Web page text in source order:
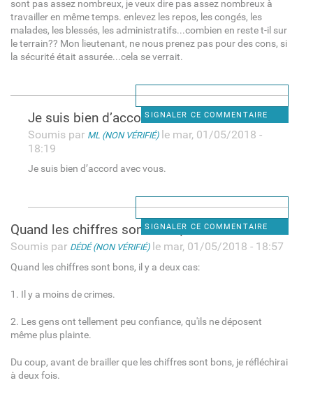
sont pas assez nombreux, je veux dire pas assez nombreux à
travailler en même temps. enlevez les repos, les congés, les
malades, les blessés, les administratifs...combien en reste t-il sur
le terrain?? Mon lieutenant, ne nous prenez pas pour des cons, si
la sécurité était assurée...cela se verrait.
SIGNALER CE COMMENTAIRE
Je suis bien d’accord avec
Soumis par ML (NON VÉRIFIÉ)le mar, 01/05/2018 -
18:19
Je suis bien d’accord avec vous.
SIGNALER CE COMMENTAIRE
Quand les chiffres sont bons,
Soumis par DÉDÉ (NON VÉRIFIÉ)le mar, 01/05/2018 - 18:57
Quand les chiffres sont bons, il y a deux cas:
1. Il y a moins de crimes.
2. Les gens ont tellement peu confiance, qu'ils ne déposent
même plus plainte.
Du coup, avant de brailler que les chiffres sont bons, je réfléchirai
à deux fois.